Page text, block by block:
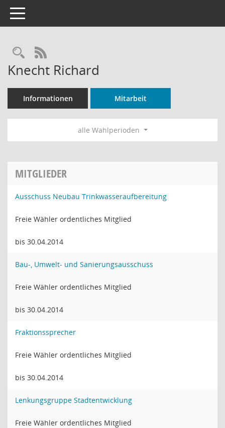
Toggle navigation
Rechercheauswahl
RSS-Feed
Knecht Richard
Informationen Mitarbeit
alle Wahlperioden
MITGLIEDER
Ausschuss Neubau Trinkwasseraufbereitung
Freie Wähler ordentliches Mitglied
bis 30.04.2014
Bau-, Umwelt- und Sanierungsausschuss
Freie Wähler ordentliches Mitglied
bis 30.04.2014
Fraktionssprecher
Freie Wähler ordentliches Mitglied
bis 30.04.2014
Lenkungsgruppe Stadtentwicklung
Freie Wähler ordentliches Mitglied